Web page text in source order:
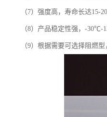
（7）强度高，寿命长达15-
（8）产品稳定性强，-30℃-
（9）根据需要可选择阻燃